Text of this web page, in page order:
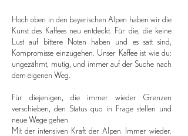
Hoch oben in den bayerischen Alpen haben wir die
Kunst des Kaffees neu entdeckt. Für die, die keine
Lust auf bittere Noten haben und es satt sind,
Kompromisse einzugehen. Unser Kaffee ist wie du:
ungezähmt, mutig, und immer auf der Suche nach
dem eigenen Weg.
Für diejenigen, die immer wieder Grenzen
verschieben, den Status quo in Frage stellen und
neue Wege gehen.
Mit der intensiven Kraft der Alpen. Immer wieder.